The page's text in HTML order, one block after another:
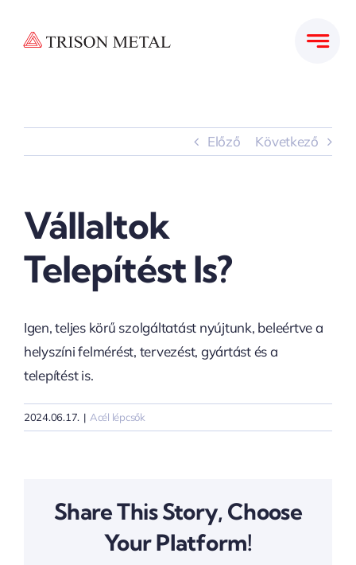
Előző Következő
Vállaltok
Telepítést Is?
Igen, teljes körű szolgáltatást nyújtunk, beleértve a
helyszíni felmérést, tervezést, gyártást és a
telepítést is.
2024.06.17. | Acél lépcsők
Share This Story, Choose
Your Platform!